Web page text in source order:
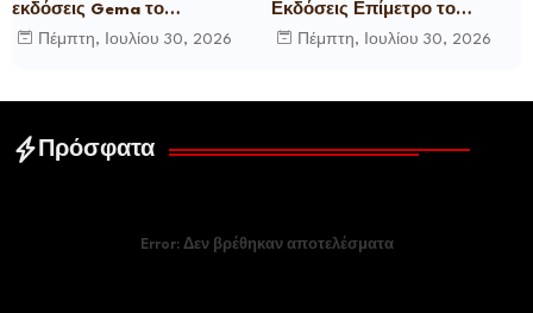
εκδόσεις Gema το
μυθιστόρημα του γνωστού
δημοσιογράφου Γεώργιου Θ.
Πέμπτη, Ιουλίου 30, 2026
Εκδόσεις Επίμετρο το
αστυνομικό μυθιστόρημα της
Κατερίνας Πανούση Οι ρόλοι
Πέμπτη, Ιουλίου 30, 2026
Πρόσφατα
Error:Δεν βρέθηκαν αποτελέσματα